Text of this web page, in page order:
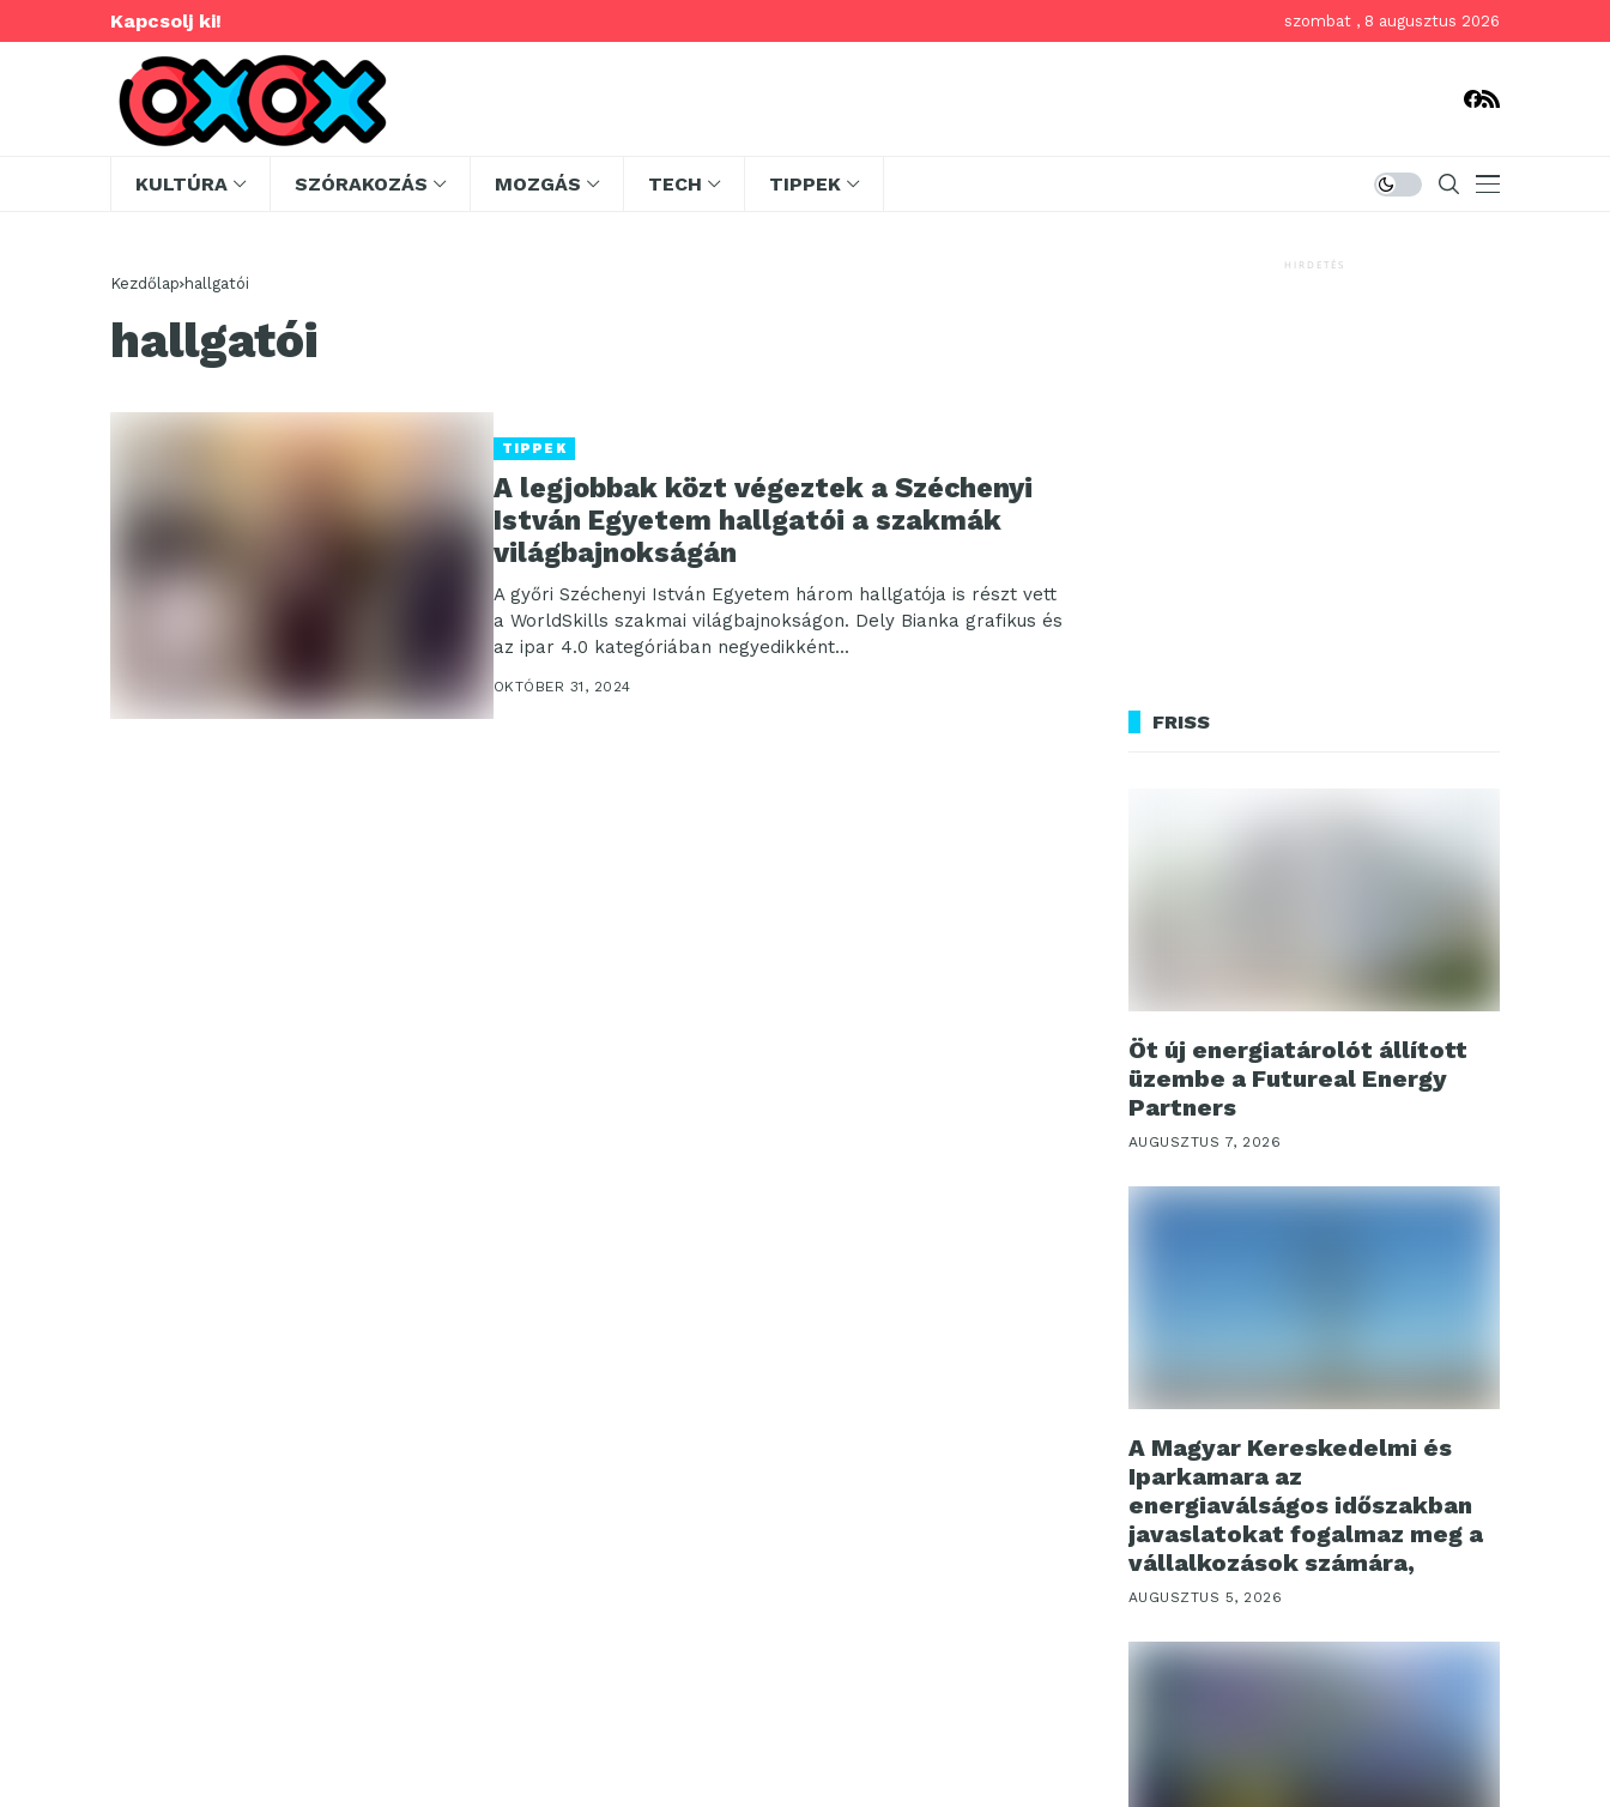
Kapcsolj ki! szombat , 8 augusztus 2026
KULTÚRA SZÓRAKOZÁS MOZGÁS TECH TIPPEK
Kezdőlap hallgatói
hallgatói
TIPPEK
A legjobbak közt végeztek a Széchenyi
István Egyetem hallgatói a szakmák
világbajnokságán
A győri Széchenyi István Egyetem három hallgatója is részt vett
a WorldSkills szakmai világbajnokságon. Dely Bianka grafikus és
az ipar 4.0 kategóriában negyedikként...
OKTÓBER 31, 2024
HIRDETÉS
FRISS
Öt új energiatárolót állított
üzembe a Futureal Energy
Partners
AUGUSZTUS 7, 2026
A Magyar Kereskedelmi és
Iparkamara az
energiaválságos időszakban
javaslatokat fogalmaz meg a
vállalkozások számára,
AUGUSZTUS 5, 2026